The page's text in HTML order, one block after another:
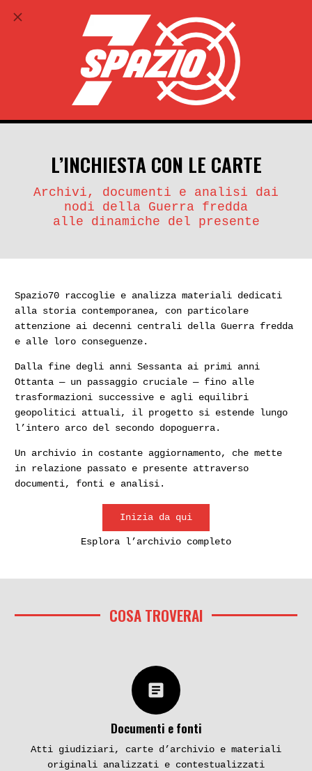
ABBONATI
search account_circle
ARTICOLI SCRITTI DA PAOLO COCHI
INCHIESTE
Roma, via Poma, 7 agosto 1990.
L’omicidio di Simonetta Cesaroni
La Cesaroni verrà trovata esanime,
lavorava, colpita a morte da ventinove
coltellate. Una triste storia
costellata di errori investigativi
Mostro di Firenze: il ministro
Cartabia conferma il diniego
dell’accesso agli atti per i legali
Cosa resta del caso? Oltre ai numerosi
«minestroni» televisivi che
imperversano nell’etere e ai forti
dubbi sulle sentenze passate,
rimangono senza alcun colpevole i tre
duplici omicidi dal 1974 al 1981
L’INCHIESTA CON LE CARTE
Archivi, documenti e analisi dai
nodi della Guerra fredda
alle dinamiche del presente
Spazio70 raccoglie e analizza materiali dedicati
alla storia contemporanea, con particolare
attenzione ai decenni centrali della Guerra fredda
e alle loro conseguenze.
Dalla fine degli anni Sessanta ai primi anni
Ottanta — un passaggio cruciale — fino alle
trasformazioni successive e agli equilibri
geopolitici attuali, il progetto si estende lungo
l’intero arco del secondo dopoguerra.
Un archivio in costante aggiornamento, che mette
in relazione passato e presente attraverso
documenti, fonti e analisi.
Inizia da qui
Esplora l’archivio completo
COSA TROVERAI
article
Documenti e fonti
Atti giudiziari, carte d’archivio e materiali
originali analizzati e contestualizzati